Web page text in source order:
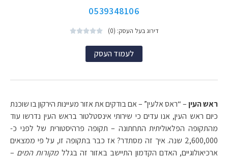
0539348106
דירוג בעל העסק: (0) 




לעמוד העסק
ראש העין– “ראס אלעין” – אם בודקים את אזור מעיינות הירקון בו שוכנת
כיום ראש העין, אנו עדים כי שירותי אינסטלטור בראש העין נדרשו עוד
מהתקופה הפלאוליתית התחתונה – תקופה פרהיסטורית של לפני כ-
2,600,000 שנה. איך זה מסתדר? אז כבר בתקופה זו, על פי ממצאים
ארכיאולוגיים, האדם הקדמון התיישב באזור זה בגללמקורות המים –